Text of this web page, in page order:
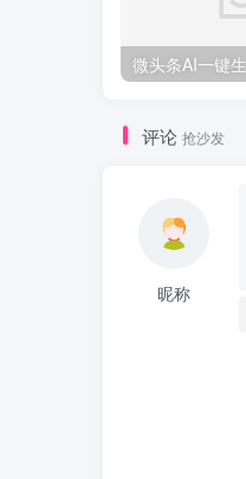
评论 抢沙发
昵称